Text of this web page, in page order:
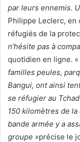
par leurs ennemis.
Philippe Leclerc, en
réfugiés de la
n’hésite pas à
quotidien en ligne. «
familles peules,
Bangui, ont ainsi
se réfugier au
150 kilomètres de
bande armée y a
groupe »précise le